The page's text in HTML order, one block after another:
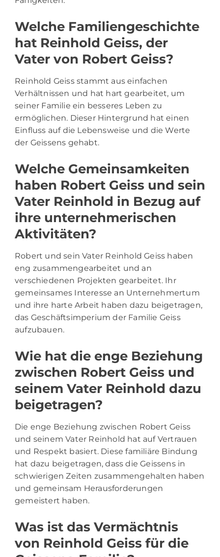
Welche Familiengeschichte
hat Reinhold Geiss, der
Vater von Robert Geiss?
Reinhold Geiss stammt aus einfachen
Verhältnissen und hat hart gearbeitet, um
seiner Familie ein besseres Leben zu
ermöglichen. Dieser Hintergrund hat einen
Einfluss auf die Lebensweise und die Werte
der Geissens gehabt.
Welche Gemeinsamkeiten
haben Robert Geiss und sein
Vater Reinhold in Bezug auf
ihre unternehmerischen
Aktivitäten?
Robert und sein Vater Reinhold Geiss haben
eng zusammengearbeitet und an
verschiedenen Projekten gearbeitet. Ihr
gemeinsames Interesse an Unternehmertum
und ihre harte Arbeit haben dazu beigetragen,
das Geschäftsimperium der Familie Geiss
aufzubauen.
Wie hat die enge Beziehung
zwischen Robert Geiss und
seinem Vater Reinhold dazu
beigetragen?
Die enge Beziehung zwischen Robert Geiss
und seinem Vater Reinhold hat auf Vertrauen
und Respekt basiert. Diese familiäre Bindung
hat dazu beigetragen, dass die Geissens in
schwierigen Zeiten zusammengehalten haben
und gemeinsam Herausforderungen
gemeistert haben.
Was ist das Vermächtnis
von Reinhold Geiss für die